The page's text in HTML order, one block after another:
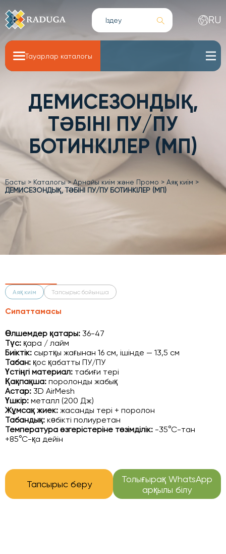
RU
Тауарлар каталогы
ДЕМИСЕЗОНДЫҚ,
ТӘБІНІ ПУ/ПУ
БОТИНКІЛЕР (МП)
Басты > Каталогы>Арнайы киім және Промо > Аяқ киім >
ДЕМИСЕЗОНДЫҚ, ТӘБІНІ ПУ/ПУ БОТИНКІЛЕР (МП)
Аяқ киім Тапсырыс бойынша
Сипаттамасы
Өлшемдер қатары: 36-47
Түс: қара / лайм
Биіктік: сыртқы жағынан 16 см, ішінде — 13,5 см
Табан: қос қабатты ПУ/ПУ
Үстіңгі материал: табиғи тері
Қақпақша: поролонды жабық
Астар: 3D AirMesh
Үшкір: металл (200 Дж)
Жұмсақ жиек: жасанды тері + поролон
Табандық: көбікті полиуретан
Температура өзгерістеріне төзімділік: -35°С-тан
+85°С-қа дейін
Тапсырыс беру
Толығырақ WhatsApp
арқылы білу